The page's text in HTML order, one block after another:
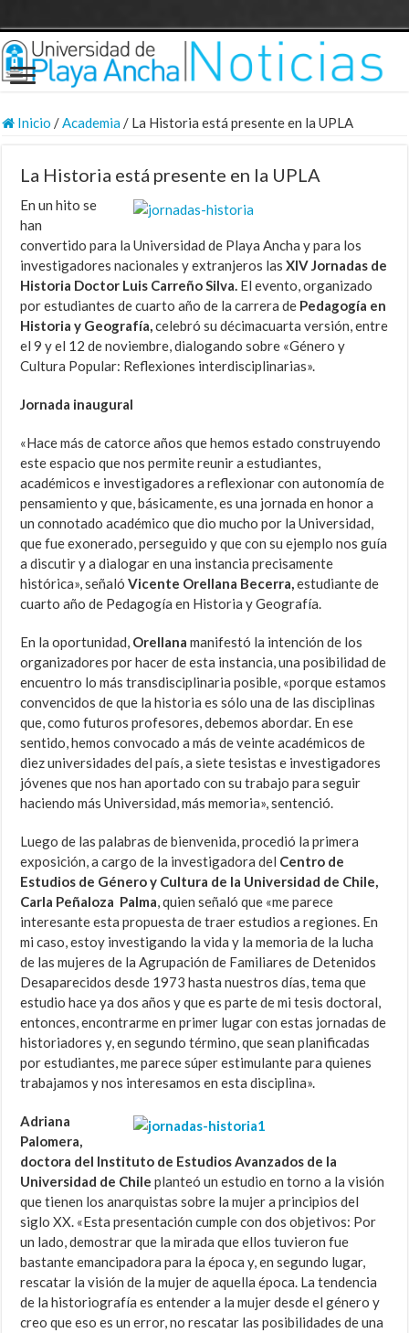
Inicio /Academia/ La Historia está presente en la UPLA
La Historia está presente en la UPLA
En un hito se
han
convertido para la Universidad de Playa Ancha y para los
investigadores nacionales y extranjeros lasXIVJornadas de
Historia Doctor Luis Carreño Silva. El evento, organizado
por estudiantes de cuarto año de la carrera de Pedagogía en
Historia y Geografía,celebró su décimacuarta versión, entre
el 9 y el 12 de noviembre, dialogando sobre «Género y
Cultura Popular: Reflexiones interdisciplinarias».
Jornada inaugural
«Hace más de catorce años que hemos estado construyendo
este espacio que nos permite reunir a estudiantes,
académicos e investigadores a reflexionar con autonomía de
pensamiento y que, básicamente, es una jornada en honor a
un connotado académico que dio mucho por la Universidad,
que fue exonerado, perseguido y que con su ejemplo nos guía
a discutir y a dialogar en una instancia precisamente
histórica», señalóVicente Orellana Becerra,estudiante de
cuarto año de Pedagogía en Historia y Geografía.
En la oportunidad, Orellana manifestó la intención de los
organizadores por hacer de esta instancia, una posibilidad de
encuentro lo más transdisciplinaria posible, «porque estamos
convencidos de que la historia es sólo una de las disciplinas
que, como futuros profesores, debemos abordar. En ese
sentido, hemos convocado a más de veinte académicos de
diez universidades del país, a siete tesistas e investigadores
jóvenes que nos han aportado con su trabajo para seguir
haciendo más Universidad, más memoria», sentenció.
Luego de las palabras de bienvenida, procedió la primera
exposición, a cargo de la investigadora del Centro de
Estudios de Género y Cultura de la Universidad de Chile,
Carla Peñaloza Palma, quien señaló que «me parece
interesante esta propuesta de traer estudios a regiones. En
mi caso, estoy investigando la vida y la memoria de la lucha
de las mujeres de la Agrupación de Familiares de Detenidos
Desaparecidos desde 1973 hasta nuestros días, tema que
estudio hace ya dos años y que es parte de mi tesis doctoral,
entonces, encontrarme en primer lugar con estas jornadas de
historiadores y, en segundo término, que sean planificadas
por estudiantes, me parece súper estimulante para quienes
trabajamos y nos interesamos en esta disciplina».
Adriana
Palomera,
doctora del Instituto de Estudios Avanzados de la
Universidad de Chile planteó un estudio en torno a la visión
que tienen los anarquistas sobre la mujer a principios del
siglo XX. «Esta presentación cumple con dos objetivos: Por
un lado, demostrar que la mirada que ellos tuvieron fue
bastante emancipadora para la época y, en segundo lugar,
rescatar la visión de la mujer de aquella época. La tendencia
de la historiografía es entender a la mujer desde el género y
creo que eso es un error, no rescatar las posibilidades de una